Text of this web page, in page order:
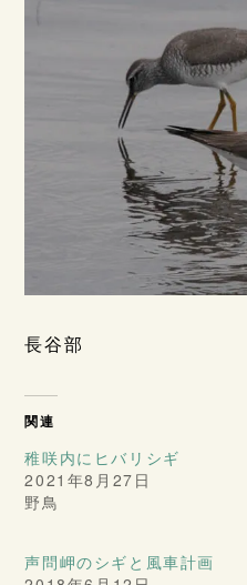
長谷部
関連
稚咲内にヒバリシギ
2021年8月27日
野鳥
声問岬のシギと風車計画